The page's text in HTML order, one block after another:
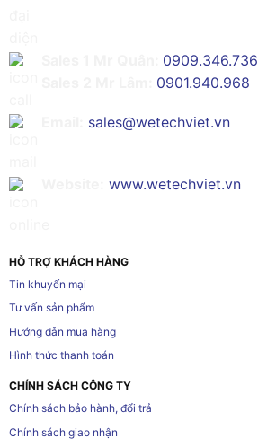
0909.346.736
0901.940.968
sales@wetechviet.vn
www.wetechviet.vn
HỖ TRỢ KHÁCH HÀNG
Tin khuyến mại
Tư vấn sản phẩm
Hướng dẫn mua hàng
Hình thức thanh toán
CHÍNH SÁCH CÔNG TY
Chính sách bảo hành, đổi trả
Chính sách giao nhận